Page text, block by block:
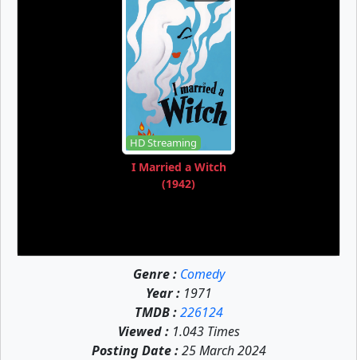
HD Streaming
I Married a Witch
(1942)
Genre : Comedy
Year :1971
TMDB : 226124
Viewed :1.043 Times
Posting Date :25 March 2024